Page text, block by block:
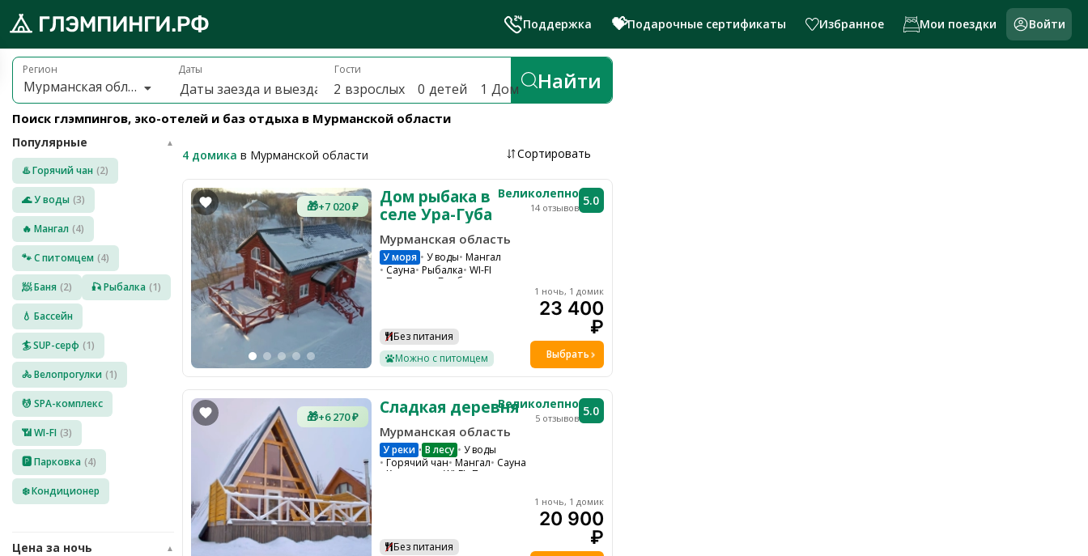
Поддержка 💝Подарочные сертификаты Избранное Мои поездки Войти
Мои
Подарочные
сертификаты
Бронируй лучшие глэмпинги и эко-отели России
Регион
Мурманская область
Даты Гости
2 взрослых 0 детей 1 Дом Найти
Поиск глэмпингов, эко-отелей и баз отдыха в Мурманской области
Популярные ▲
♨️ Горячий чан (2)
🌊 У воды (3)
🔥 Мангал (4)
🐾 С питомцем (4)
🧖 Баня (2) 🎣 Рыбалка (1)
💧 Бассейн
🏄 SUP-серф (1)
🚴 Велопрогулки (1)
💆 SPA-комплекс
📶 WI-FI (3)
🅿️ Парковка (4)
❄️ Кондиционер
Цена за ночь ▲
Сортировать
4 домика в Мурманской области
🎁+7 020 ₽
Великолепно
14 отзывов 5.0
Дом рыбака в
селе Ура-Губа
Мурманская область
У моря У воды Мангал
Сауна Рыбалка WI-FI
Парковка
Барбекю зона
Без питания
Можно с питомцем
1 ночь, 1 домик
23 400
₽
Выбрать
🎁+6 270 ₽
Великолепно
5 отзывов 5.0
Сладкая деревня
Мурманская область
У реки • В лесу
У воды
Горячий чан Мангал Сауна
Кинотеатр
WI-FI Парковка
Без питания
1 ночь, 1 домик
20 900
₽